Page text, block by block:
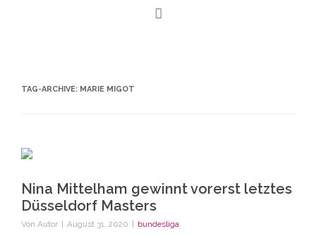
TAG-ARCHIVE: MARIE MIGOT
Nina Mittelham gewinnt vorerst letztes
Düsseldorf Masters
Von Autor August 31, 2020 bundesliga